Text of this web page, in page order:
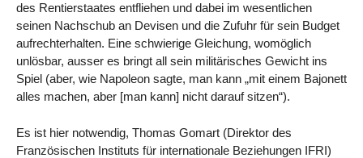
des Rentierstaates entfliehen und dabei im wesentlichen
seinen Nachschub an Devisen und die Zufuhr für sein Budget
aufrechterhalten. Eine schwierige Gleichung, womöglich
unlösbar, ausser es bringt all sein militärisches Gewicht ins
Spiel (aber, wie Napoleon sagte, man kann „mit einem Bajonett
alles machen, aber [man kann] nicht darauf sitzen“).
Es ist hier notwendig, Thomas Gomart (Direktor des
Französischen Instituts für internationale Beziehungen IFRI)